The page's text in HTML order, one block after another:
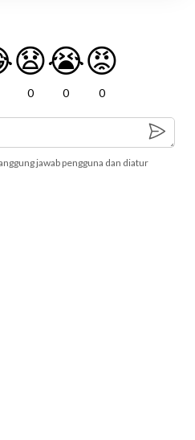
😧
0
😭
0
😡
0
jawab pengguna dan diatur